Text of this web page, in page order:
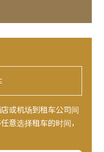
或机场到租车公司间
意选择租车的时间，